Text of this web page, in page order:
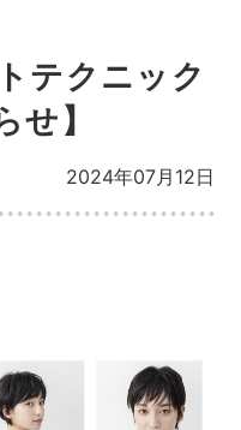
テクニック
せ】
2024年07月12日